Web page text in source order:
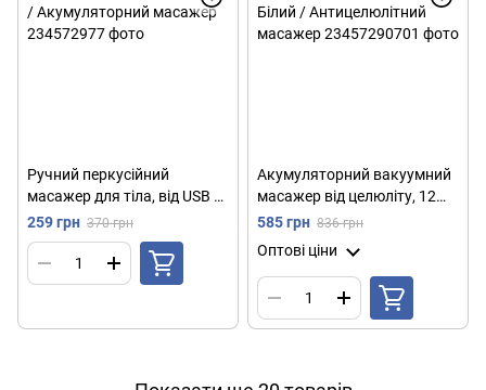
Ручний перкусійний
масажер для тіла, від USB /
Портативний вібромасажер
/ Акумуляторний масажер
259 грн 370 грн
Акумуляторний вакуумний
масажер від целюліту, 12
режимів, з USB, Білий /
585 грн 836 грн
Оптові ціни